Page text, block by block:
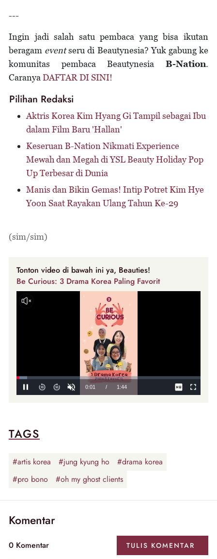
---
Ingin jadi salah satu pembaca yang bisa ikutan
beragam eventseru di Beautynesia? Yuk gabung ke
komunitas pembaca Beautynesia B-Nation.
Caranya DAFTAR DI SINI!
Pilihan Redaksi
Aktris Korea Kim Hyang Gi Tampil sebagai Ibu
dalam Film Baru 'Hallan'
Keseruan B-Nation Nikmati Experience
Mewah dan Megah di YSL Beauty Holiday Pop
Up Terbesar di Dunia
Manis dan Bikin Gemas! Intip Potret Kim Hye
Yoon Saat Rayakan Ulang Tahun Ke-29
(sim/sim)
Tonton video di bawah ini ya, Beauties!
Be Curious: 3 Drama Korea Paling Favorit
TAGS
#artis korea #jung kyung ho
#drama korea
#pro bono
#oh my ghost clients
Komentar
0 Komentar TULIS KOMENTAR